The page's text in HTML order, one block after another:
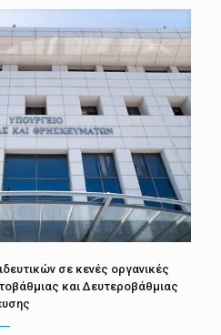
σε κενές οργανικές
και Δευτεροβάθμιας